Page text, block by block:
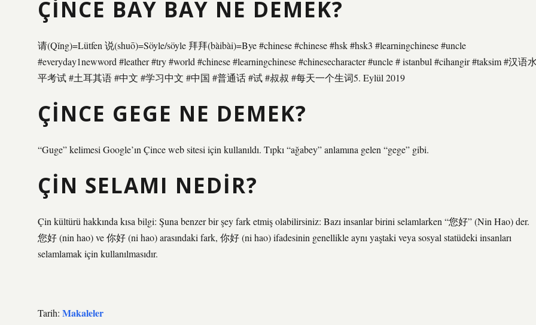
ÇINCE BAY BAY NE DEMEK?
请(Qǐng)=Lütfen 说(shuō)=Söyle/söyle 拜拜(bàibài)=Bye #chinese #chinese #hsk #hsk3 #learningchinese #uncle
#everyday1newword #leather #try #world #chinese #learningchinese #chinesecharacter #uncle # istanbul #cihangir #taksim #汉语
平考试 #土耳其语 #中文 #学习中文 #中国 #普通话 #试 #叔叔 #每天一个生词5. Eylül 2019
ÇINCE GEGE NE DEMEK?
“Guge” kelimesi Google’ın Çince web sitesi için kullanıldı. Tıpkı “ağabey” anlamına gelen “gege” gibi.
ÇIN SELAMI NEDIR?
Çin kültürü hakkında kısa bilgi: Şuna benzer bir şey fark etmiş olabilirsiniz: Bazı insanlar birini selamlarken “您好” (Nin Hao) der.
您好 (nin hao) ve 你好 (ni hao) arasındaki fark, 你好 (ni hao) ifadesinin genellikle aynı yaştaki veya sosyal statüdeki insanları
selamlamak için kullanılmasıdır.
Tarih: Makaleler